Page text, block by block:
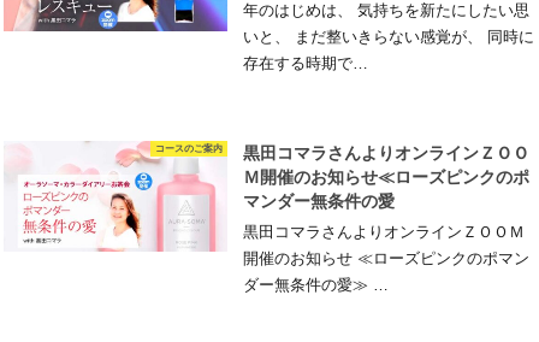
年のはじめは、 気持ちを新たにしたい思
いと、 まだ整いきらない感覚が、 同時に
存在する時期で…
コースのご案内
黒田コマラさんよりオンラインＺＯＯ
Ｍ開催のお知らせ≪ローズピンクのポ
マンダー無条件の愛
黒田コマラさんよりオンラインＺＯＯＭ
開催のお知らせ ≪ローズピンクのポマン
ダー無条件の愛≫ …